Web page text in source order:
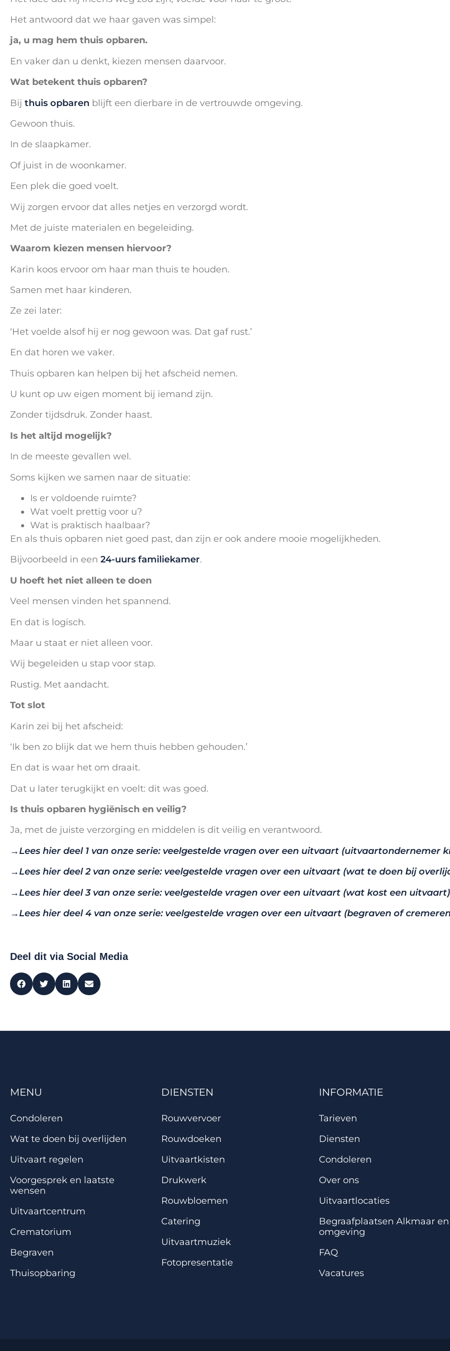
Het antwoord dat we haar gaven was simpel:
ja, u mag hem thuis opbaren.
En vaker dan u denkt, kiezen mensen daarvoor.
Wat betekent thuis opbaren?
Bij thuis opbaren blijft een dierbare in de vertrouwde omgeving.
Gewoon thuis.
In de slaapkamer.
Of juist in de woonkamer.
Een plek die goed voelt.
Wij zorgen ervoor dat alles netjes en verzorgd wordt.
Met de juiste materialen en begeleiding.
Waarom kiezen mensen hiervoor?
Karin koos ervoor om haar man thuis te houden.
Samen met haar kinderen.
Ze zei later:
‘Het voelde alsof hij er nog gewoon was. Dat gaf rust.’
En dat horen we vaker.
Thuis opbaren kan helpen bij het afscheid nemen.
U kunt op uw eigen moment bij iemand zijn.
Zonder tijdsdruk. Zonder haast.
Is het altijd mogelijk?
In de meeste gevallen wel.
Soms kijken we samen naar de situatie:
Is er voldoende ruimte?
Wat voelt prettig voor u?
Wat is praktisch haalbaar?
En als thuis opbaren niet goed past, dan zijn er ook andere mooie mogelijkheden.
Bijvoorbeeld in een 24-uurs familiekamer.
U hoeft het niet alleen te doen
Veel mensen vinden het spannend.
En dat is logisch.
Maar u staat er niet alleen voor.
Wij begeleiden u stap voor stap.
Rustig. Met aandacht.
Tot slot
Karin zei bij het afscheid:
‘Ik ben zo blijk dat we hem thuis hebben gehouden.’
En dat is waar het om draait.
Dat u later terugkijkt en voelt: dit was goed.
Is thuis opbaren hygiënisch en veilig?
Ja, met de juiste verzorging en middelen is dit veilig en verantwoord.
→Lees hier deel 1 van onze serie: veelgestelde vragen over een uitvaart (uitvaartondernemer
→Lees hier deel 2 van onze serie: veelgestelde vragen over een uitvaart (wat te doen bij
→Lees hier deel 3 van onze serie: veelgestelde vragen over een uitvaart (wat kost een uitvaart)
→Lees hier deel 4 van onze serie: veelgestelde vragen over een uitvaart (begraven of
Deel dit via Social Media
MENU
Condoleren
Wat te doen bij overlijden
Uitvaart regelen
Voorgesprek en laatste
wensen
Uitvaartcentrum
Crematorium
Begraven
Thuisopbaring
DIENSTEN
Rouwvervoer
Rouwdoeken
Uitvaartkisten
Drukwerk
Rouwbloemen
Catering
Uitvaartmuziek
Fotopresentatie
INFORMATIE
Tarieven
Diensten
Condoleren
Over ons
Uitvaartlocaties
Begraafplaatsen Alkmaar en
omgeving
FAQ
Vacatures